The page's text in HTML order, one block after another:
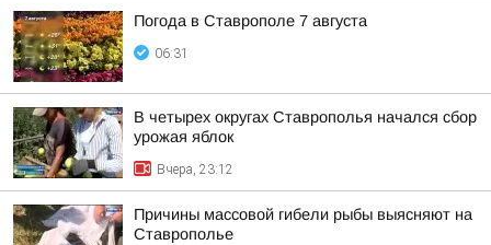
Погода в Ставрополе 7 августа
06:31
В четырех округах Ставрополья начался сбор
урожая яблок
Вчера, 23:12
Причины массовой гибели рыбы выясняют на
Ставрополье